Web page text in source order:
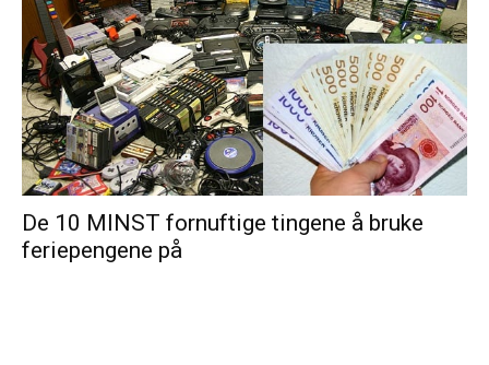
De 10 MINST fornuftige tingene å bruke
feriepengene på